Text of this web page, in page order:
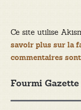
Ce site utilise
savoir plus sur la
commentaires
Fourmi Gazette